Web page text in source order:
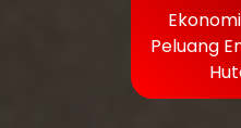
Peluang